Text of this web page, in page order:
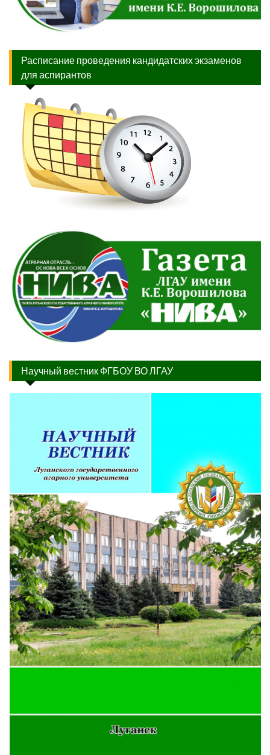
Расписание проведения кандидатских экзаменов
для аспирантов
Научный вестник ФГБОУ ВО ЛГАУ